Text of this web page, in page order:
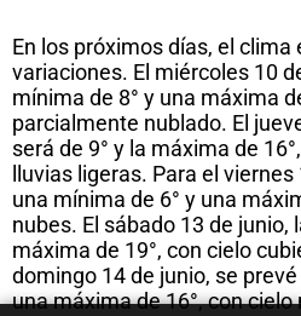
En los próximos días, el clima
variaciones. El miércoles 10
mínima de 8° y una máxima
parcialmente nublado. El
será de 9° y la máxima de
lluvias ligeras. Para el
una mínima de 6° y una
nubes. El sábado 13 de junio,
máxima de 19°, con cielo
domingo 14 de junio, se
una máxima de 16°, con cielo